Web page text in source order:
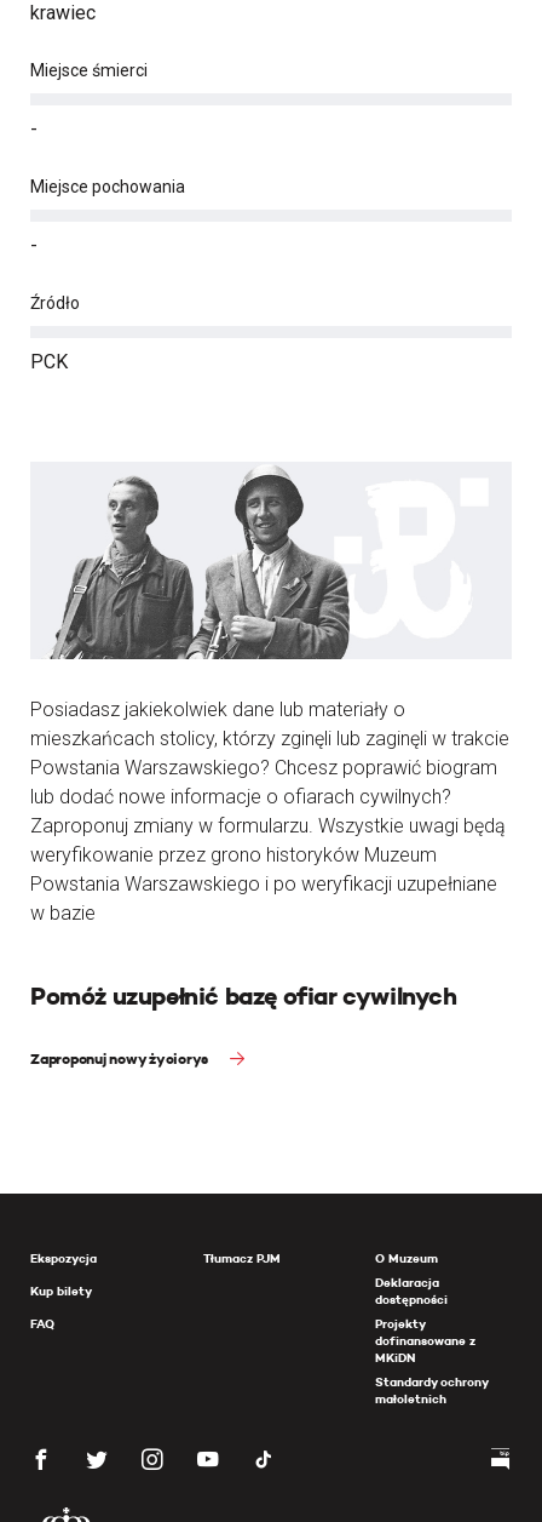
krawiec
Miejsce śmierci
-
Miejsce pochowania
-
Źródło
PCK
Posiadasz jakiekolwiek dane lub materiały o
mieszkańcach stolicy, którzy zginęli lub zaginęli w trakcie
Powstania Warszawskiego? Chcesz poprawić biogram
lub dodać nowe informacje o ofiarach cywilnych?
Zaproponuj zmiany w formularzu. Wszystkie uwagi będą
weryfikowanie przez grono historyków Muzeum
Powstania Warszawskiego i po weryfikacji uzupełniane
w bazie
Pomóż uzupełnić bazę ofiar cywilnych
Zaproponuj nowy życiorys
Ekspozycja
Kup bilety
FAQ
Tłumacz PJM
O Muzeum
Deklaracja
dostępności
Projekty
dofinansowane z
MKiDN
Standardy ochrony
małoletnich